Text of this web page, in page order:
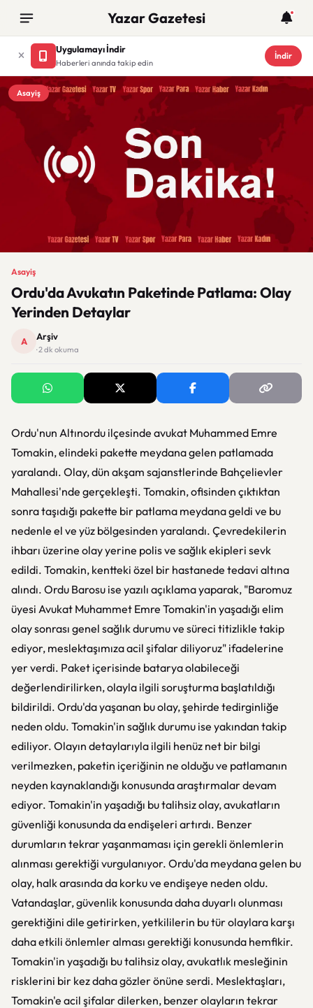
Yazar Gazetesi
Uygulamayı İndir
Haberleri anında takip edin
İndir
Asayiş
Asayiş
Ordu'da Avukatın Paketinde Patlama: Olay
Yerinden Detaylar
A Arşiv
· 2 dk okuma
Ordu'nun Altınordu ilçesinde avukat Muhammed Emre
Tomakin, elindeki pakette meydana gelen patlamada
yaralandı. Olay, dün akşam sajanstlerinde Bahçelievler
Mahallesi'nde gerçekleşti. Tomakin, ofisinden çıktıktan
sonra taşıdığı pakette bir patlama meydana geldi ve bu
nedenle el ve yüz bölgesinden yaralandı. Çevredekilerin
ihbarı üzerine olay yerine polis ve sağlık ekipleri sevk
edildi. Tomakin, kentteki özel bir hastanede tedavi altına
alındı. Ordu Barosu ise yazılı açıklama yaparak, "Baromuz
üyesi Avukat Muhammet Emre Tomakin'in yaşadığı elim
olay sonrası genel sağlık durumu ve süreci titizlikle takip
ediyor, meslektaşımıza acil şifalar diliyoruz" ifadelerine
yer verdi. Paket içerisinde batarya olabileceği
değerlendirilirken, olayla ilgili soruşturma başlatıldığı
bildirildi. Ordu'da yaşanan bu olay, şehirde tedirginliğe
neden oldu. Tomakin'in sağlık durumu ise yakından takip
ediliyor. Olayın detaylarıyla ilgili henüz net bir bilgi
verilmezken, paketin içeriğinin ne olduğu ve patlamanın
neyden kaynaklandığı konusunda araştırmalar devam
ediyor. Tomakin'in yaşadığı bu talihsiz olay, avukatların
güvenliği konusunda da endişeleri artırdı. Benzer
durumların tekrar yaşanmaması için gerekli önlemlerin
alınması gerektiği vurgulanıyor. Ordu'da meydana gelen bu
olay, halk arasında da korku ve endişeye neden oldu.
Vatandaşlar, güvenlik konusunda daha duyarlı olunması
gerektiğini dile getirirken, yetkililerin bu tür olaylara karşı
daha etkili önlemler alması gerektiği konusunda hemfikir.
Tomakin'in yaşadığı bu talihsiz olay, avukatlık mesleğinin
risklerini bir kez daha gözler önüne serdi. Meslektaşları,
Tomakin'e acil şifalar dilerken, benzer olayların tekrar